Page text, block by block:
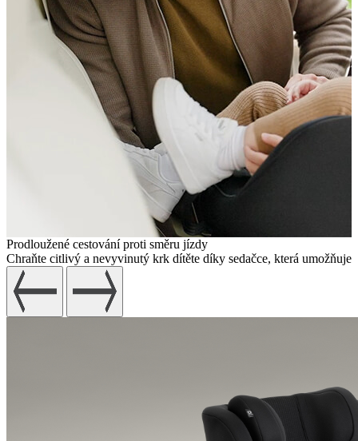
Prodloužené cestování proti směru jízdy
Chraňte citlivý a nevyvinutý krk dítěte díky sedačce, která